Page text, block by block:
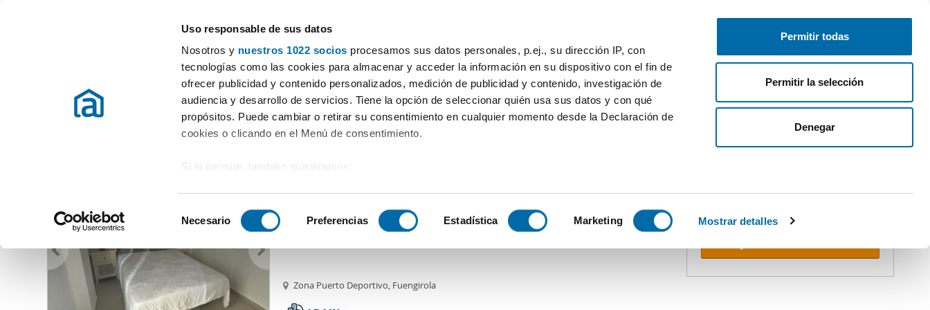
Uso responsable de sus datos
Nosotros y nuestros 1022 socios procesamos sus datos personales, p.ej., su dirección IP, con
tecnologías como las cookies para almacenar y acceder la información en su dispositivo con el fin de
ofrecer publicidad y contenido personalizados, medición de publicidad y contenido, investigación de
audiencia y desarrollo de servicios. Tiene la opción de seleccionar quién usa sus datos y con qué
propósitos. Puede cambiar o retirar su consentimiento en cualquier momento desde la Declaración de
cookies o clicando en el Menú de consentimiento.
Si lo permite, también quisiéramos:
Identificar su dispositivo analizándolo activamente para buscar características específicas (huellas
Obtenga más información sobre cómo se procesan sus datos personales y establezca sus
preferencias en la
en la Declaración de cookies.
e
c
Necesario Preferencias Estadística Marketing Mostrar detalles
Permitir todas
Permitir la selección
Denegar
Gratis inserieren Anmelden
Zimmer Mehr Filter - 1
Mietwohnungen Málaga Vermieten Wohnung Málaga
Provinz (1141 Immobilien)
Planta Baja en Alquiler en Fuengirola, Málaga
Zona Puerto Deportivo, Fuengirola
Lassen Sie sich nicht überholen.